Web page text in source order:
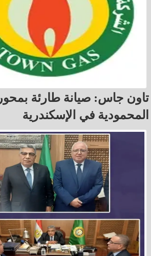
تاون جاس: صيانة طارئة بمحور
المحمودية في الإسكندرية